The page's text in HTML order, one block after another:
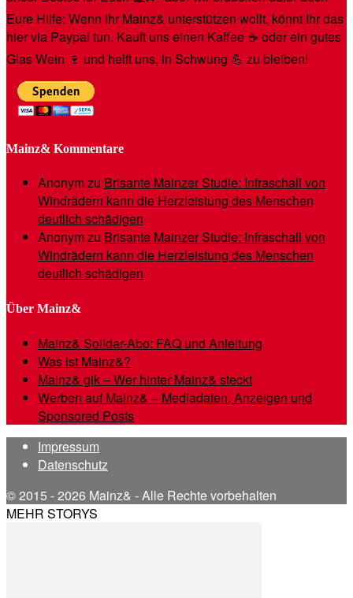
Eure Hilfe: Wenn Ihr Mainz& unterstützen wollt, könnt Ihr das
hier via Paypal tun. Kauft uns einen Kaffee ☕️ oder ein gutes
Glas Wein 🍷 und helft uns, in Schwung 💪 zu bleiben!
Mainz& Kommentare
Anonymzu Brisante Mainzer Studie: Infraschall von
Windrädern kann die Herzleistung des Menschen
deutlich schädigen
Anonymzu Brisante Mainzer Studie: Infraschall von
Windrädern kann die Herzleistung des Menschen
deutlich schädigen
Über Mainz&
Mainz& Solidar-Abo: FAQ und Anleitung
Was ist Mainz&?
Mainz& gik – Wer hinter Mainz& steckt
Werben auf Mainz& – Mediadaten, Anzeigen und
Sponsored Posts
Impressum
Datenschutz
© 2015 - 2026 Mainz& - Alle Rechte vorbehalten
MEHR STORYS